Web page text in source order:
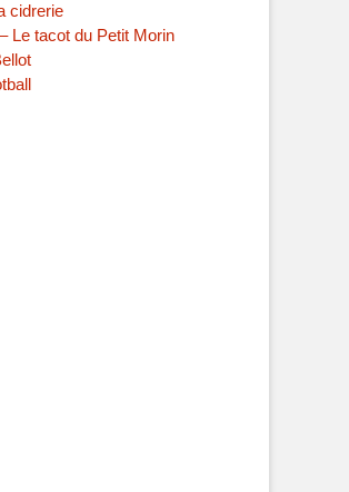
cidrerie
Le tacot du Petit Morin